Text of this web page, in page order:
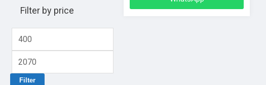
Filter by price
Filter